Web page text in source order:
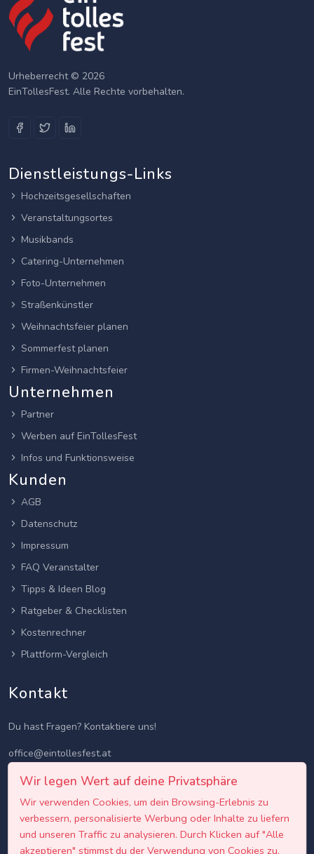
Urheberrecht © 2026
EinTollesFest. Alle Rechte vorbehalten.
Dienstleistungs-Links
Hochzeitsgesellschaften
Veranstaltungsortes
Musikbands
Catering-Unternehmen
Foto-Unternehmen
Straßenkünstler
Weihnachtsfeier planen
Sommerfest planen
Firmen-Weihnachtsfeier
Unternehmen
Partner
Werben auf EinTollesFest
Infos und Funktionsweise
Kunden
AGB
Datenschutz
Impressum
FAQ Veranstalter
Tipps & Ideen Blog
Ratgeber & Checklisten
Kostenrechner
Plattform-Vergleich
Kontakt
Du hast Fragen? Kontaktiere uns!
office@eintollesfest.at
Wir legen Wert auf deine Privatsphäre
Wir verwenden Cookies, um dein Browsing-Erlebnis zu
verbessern, personalisierte Werbung oder Inhalte zu liefern
und unseren Traffic zu analysieren. Durch Klicken auf "Alle
akzeptieren" stimmst du der Verwendung von Cookies zu.